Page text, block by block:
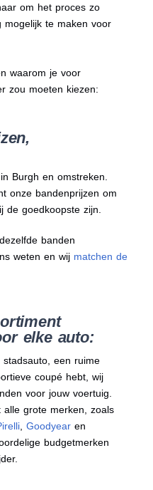
om het proces zo
mogelijk te maken voor
waarom je voor
zou moeten kiezen:
Burgh en omstreken.
onze bandenprijzen om
de goedkoopste zijn.
banden
weten en wij matchen de
elke auto:
een ruime
coupé hebt, wij
voor jouw voertuig.
grote merken, zoals
, Goodyearen
budgetmerken